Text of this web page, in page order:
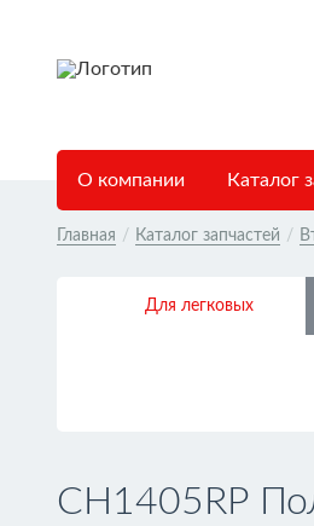
О компании Каталог
Главная / Каталог запчастей /
Для легковых
CH1405RP